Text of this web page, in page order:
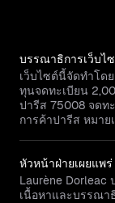
บรรณาธิการเว็บไ
เว็บไซต์นี้จัดทำโด
ทุนจดทะเบียน
ปารีส 75008 จดท
การค้าปารีส หมาย
หัวหน้าฝ่ายเผยแพร่
Laurène Dorleac
เนื้อหาและบรรณา